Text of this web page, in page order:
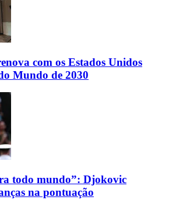
com os Estados Unidos
Mundo de 2030
todo mundo”: Djokovic
na pontuação